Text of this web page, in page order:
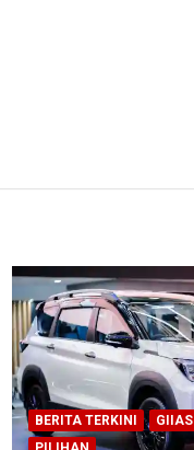
BERITA TERKINI GIIAS